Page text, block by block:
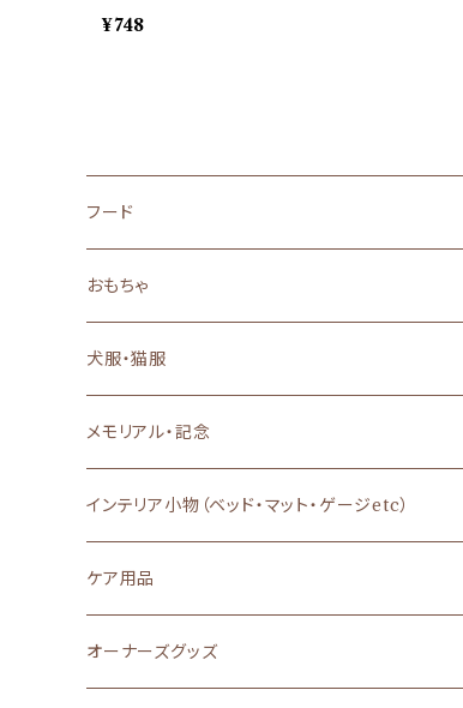
¥748
フード
ドッグフード
ドライフード
ウェットフード
キャットフード
ドライフード
ウェットフード
おやつ
あまざけ
ヤギミルク
特別な日のご馳走
栄養補助・サプリメント
無添加・オーガニック
おもちゃ
犬のおもちゃ
猫のおもちゃ
犬服・猫服
背中開き
Dカン付き・ハーネス一体型
Ｔシャツ、キャミソール
防寒
メモリアル・記念
インテリア小物（ベッド・マット・ゲージetc）
ケア用品
シャンプー
オーナーズグッズ